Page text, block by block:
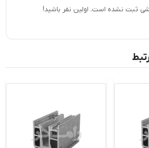
ثبت نشده است. اولین نفر باشید!